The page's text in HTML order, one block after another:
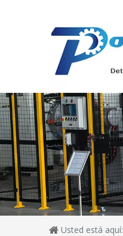
Usted está aquí: